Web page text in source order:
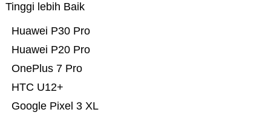
Tinggi lebih Baik
Google Pixel 3 XL
HTC U12+
OnePlus 7 Pro
Huawei P20 Pro
Huawei P30 Pro